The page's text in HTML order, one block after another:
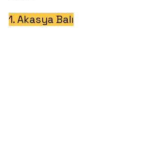
1. Akasya Balı